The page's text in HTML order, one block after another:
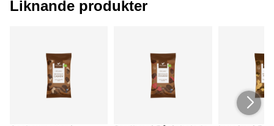
Liknande produkter